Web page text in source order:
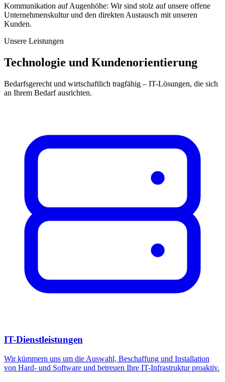
Kommunikation auf Augenhöhe: Wir sind stolz auf unsere offene
Unternehmenskultur und den direkten Austausch mit unseren
Kunden.
Unsere Leistungen
Technologie und Kundenorientierung
Bedarfsgerecht und wirtschaftlich tragfähig – IT-Lösungen, die sich
an Ihrem Bedarf ausrichten.
IT-Dienstleistungen
Wir kümmern uns um die Auswahl, Beschaffung und Installation
von Hard- und Software und betreuen Ihre IT-Infrastruktur proaktiv.